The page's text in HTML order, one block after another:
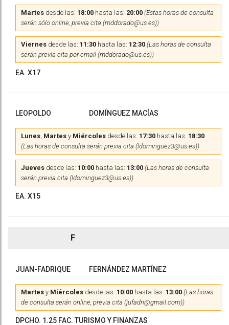
Martes desde las: 18:00 hasta las: 20:00 (Estas horas de consulta
serán sólo online, previa cita (mddorado@us.es))
Viernes desde las: 11:30 hasta las: 12:30 (Las horas de consulta
serán previa cita por email (mddorado@us.es))
EA. X17
LEOPOLDO DOMÍNGUEZ MACÍAS
Lunes, Martes y Miércoles desde las: 17:30 hasta las: 18:30
(Las horas de consulta serán previa cita (ldominguez3@us.es))
Jueves desde las: 10:00 hasta las: 13:00 (Las horas de consulta
serán previa cita (ldominguez3@us.es))
EA. X15
F
JUAN-FADRIQUE FERNÁNDEZ MARTÍNEZ
Martes y Miércoles desde las: 10:00 hasta las: 13:00 (Las horas
de consulta serán online, previa cita (jufadri@gmail.com))
DPCHO. 1.25 FAC. TURISMO Y FINANZAS